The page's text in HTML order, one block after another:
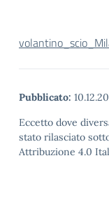
Pubblicato:
Eccetto dove
stato rilasciato
Attribuzione 4.0